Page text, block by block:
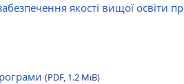
якості вищої освіти
(PDF, 1.2 MiB)